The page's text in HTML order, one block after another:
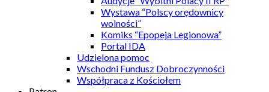
Wystawa “Polscy orędownicy
wolności”
Komiks “Epopeja Legionowa”
Portal IDA
Udzielona pomoc
Wschodni Fundusz Dobroczynności
Współpraca z Kościołem